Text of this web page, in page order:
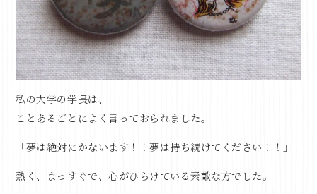
私の大学の学長は、
ことあるごとによく言っておられました。
「夢は絶対にかないます！！夢は持ち続けてください！！」
熱く、まっすぐで、心がひらけている素敵な方でした。